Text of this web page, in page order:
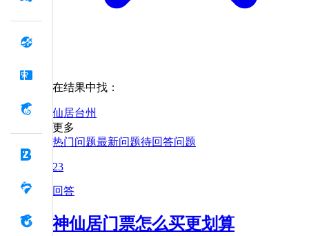
在结果中找：
仙居台州
更多
热门问题最新问题待回答问题
23
回答
神仙居门票怎么买更划算